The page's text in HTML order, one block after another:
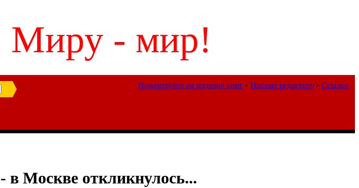
Пожертвуйте на издание книг • Письмо редактору • Ссылки
Миру - мир!
Москве откликнулось...